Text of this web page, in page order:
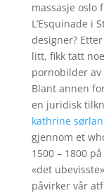
massasje
L’Esquinade i
designer?
litt, fikk tatt
pornobilder av
Blant annen
en juridisk
kathrine
gjennom et
1500 – 1800
«det
påvirker vår